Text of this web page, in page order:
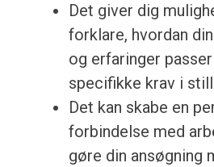
Det giver dig
forklare, hvordan
og erfaringer
specifikke krav i
Det kan skabe en
forbindelse med
gøre din ansøgning